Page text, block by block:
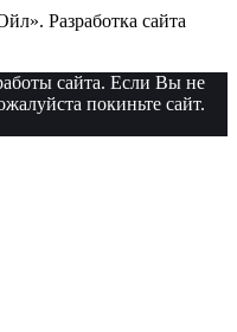
Разработка сайта
сайта. Если Вы не
покиньте сайт.